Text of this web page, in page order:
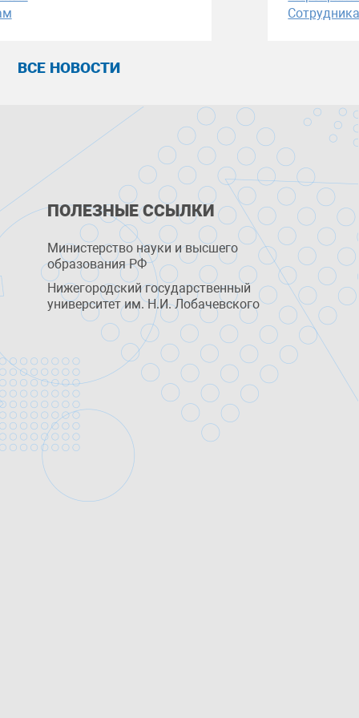
ВСЕ НОВОСТИ
ПОЛЕЗНЫЕ ССЫЛКИ
Министерство науки и высшего
образования РФ
Нижегородский государственный
университет им. Н.И. Лобачевского